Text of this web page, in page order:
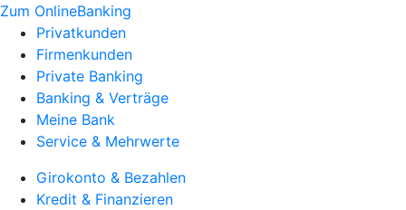
Zum OnlineBanking
Privatkunden
Firmenkunden
Private Banking
Banking & Verträge
Meine Bank
Service & Mehrwerte
Girokonto & Bezahlen
Kredit & Finanzieren